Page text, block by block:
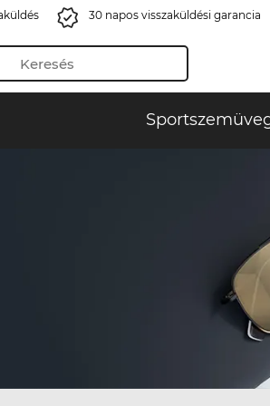
30 napos visszaküldési garancia